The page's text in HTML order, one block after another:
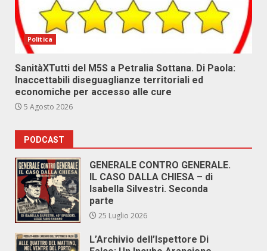
Politica
SanitàXTutti del M5S a Petralia Sottana. Di Paola:
Inaccettabili diseguaglianze territoriali ed
economiche per accesso alle cure
5 Agosto 2026
PODCAST
GENERALE CONTRO GENERALE.
IL CASO DALLA CHIESA – di
Isabella Silvestri. Seconda
parte
25 Luglio 2026
L’Archivio dell’Ispettore Di